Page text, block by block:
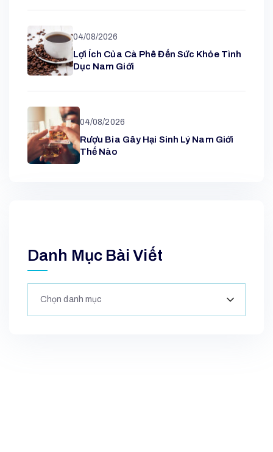
04/08/2026
Lợi Ích Của Cà Phê Đến Sức Khỏe Tình
Dục Nam Giới
04/08/2026
Rượu Bia Gây Hại Sinh Lý Nam Giới
Thế Nào
Danh Mục Bài Viết
Chọn danh mục